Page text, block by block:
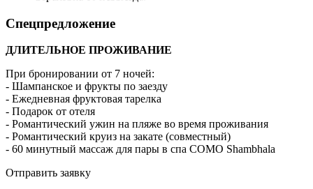
Спецпредложение
ДЛИТЕЛЬНОЕ ПРОЖИВАНИЕ
При бронировании от 7 ночей:
- Шампанское и фрукты по заезду
- Ежедневная фруктовая тарелка
- Подарок от отеля
- Романтический ужин на пляже во время проживания
- Романтический круиз на закате (совместный)
- 60 минутный массаж для пары в спа COMO Shambhala
Отправить заявку